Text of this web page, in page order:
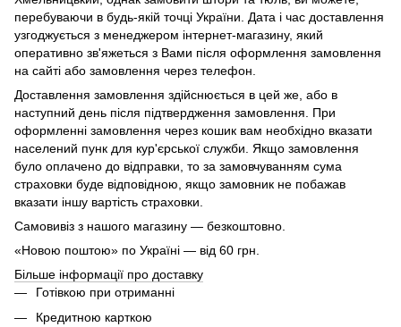
перебуваючи в будь-якій точці України. Дата і час доставлення
узгоджується з менеджером інтернет-магазину, який
оперативно зв'яжеться з Вами після оформлення замовлення
на сайті або замовлення через телефон.
Доставлення замовлення здійснюється в цей же, або в
наступний день після підтвердження замовлення. При
оформленні замовлення через кошик вам необхідно вказати
населений пунк для кур'єрської служби. Якщо замовлення
було оплачено до відправки, то за замовчуванням сума
страховки буде відповідною, якщо замовник не побажав
вказати іншу вартість страховки.
Самовивіз з нашого магазину — безкоштовно.
«Новою поштою» по Україні — від 60 грн.
Більше інформації про доставку
Готівкою при отриманні
Кредитною карткою